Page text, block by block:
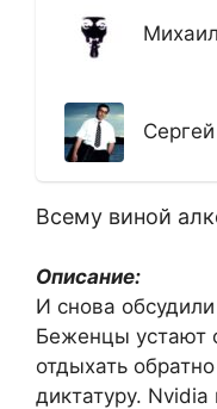
Михаил
Сергей
Всему виной
Описание:
И снова
Беженцы устают
отдыхать
диктатуру.